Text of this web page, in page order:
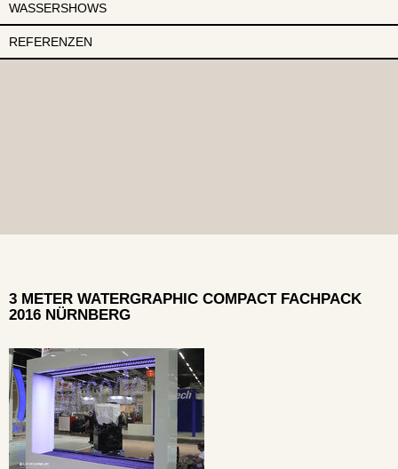
WASSERSHOWS
REFERENZEN
3 METER WATERGRAPHIC COMPACT FACHPACK
2016 NÜRNBERG